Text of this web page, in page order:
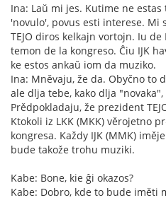
Ina: Laŭ mi jes. Kutime ne
'novulo', povus esti interese. Mi
TEJO diros kelkajn vortojn. Iu
temon de la kongreso. Ĉiu IJK
ke estos ankaŭ iom da muziko.
Ina: Mněvaju, že da. Obyčno to
ale dlja tebe, kako dlja
Prědpokladaju, že prezident
Ktokoli iz LKK (MKK) věrojetno
kongresa. Každy IJK (MMK)
bude takože trohu muziki.
Kabe: Bone, kie ĝi okazos?
Kabe: Dobro, kde to bude iměti